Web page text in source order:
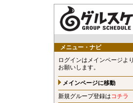
メニュー・ナビ
ログインはメインページより
お願いします。
メインページに移動
新規グループ登録はコチラ